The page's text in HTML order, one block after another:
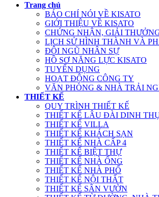
Trang chủ
BÁO CHÍ NÓI VỀ KISATO
GIỚI THIỆU VỀ KISATO
CHỨNG NHẬN, GIẢI
LỊCH SỬ HÌNH THÀNH VÀ
ĐỘI NGŨ NHÂN SỰ
HỒ SƠ NĂNG LỰC KISATO
TUYỂN DỤNG
HOẠT ĐỘNG CÔNG TY
VĂN PHÒNG & NHÀ TRẢI
THIẾT KẾ
QUY TRÌNH THIẾT KẾ
THIẾT KẾ LÂU ĐÀI DINH
THIẾT KẾ VILLA
THIẾT KẾ KHÁCH SẠN
THIẾT KẾ NHÀ CẤP 4
THIẾT KẾ BIỆT THỰ
THIẾT KẾ NHÀ ỐNG
THIẾT KẾ NHÀ PHỐ
THIẾT KẾ NỘI THẤT
THIẾT KẾ SÂN VƯỜN